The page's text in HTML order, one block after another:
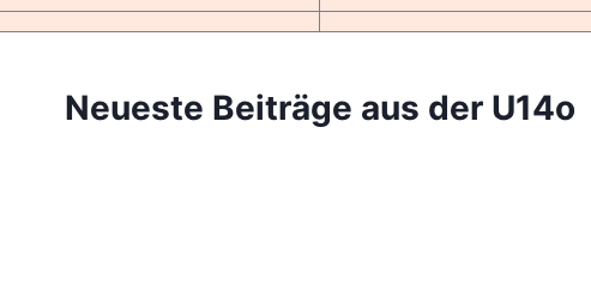
Neueste Beiträge aus der U14o